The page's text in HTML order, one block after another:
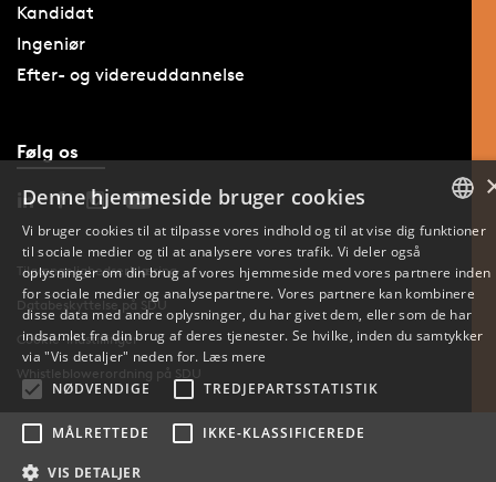
Kandidat
Ingeniør
Efter- og videreuddannelse
Følg os
Tilgængelighedserklæring
Databeskyttelse på SDU
Cookie-indstillinger
Whistleblowerordning på SDU
ENGLISH
Denne hjemmeside bruger cookies
Vi bruger cookies til at tilpasse vores indhold og til at vise dig funktioner
til sociale medier og til at analysere vores trafik. Vi deler også
oplysninger om din brug af vores hjemmeside med vores partnere inden
for sociale medier og analysepartnere. Vores partnere kan kombinere
disse data med andre oplysninger, du har givet dem, eller som de har
indsamlet fra din brug af deres tjenester. Se hvilke, inden du samtykker
via "Vis detaljer" neden for. Læs mere
NØDVENDIGE
TREDJEPARTSSTATISTIK
MÅLRETTEDE IKKE-KLASSIFICEREDE
VIS DETALJER